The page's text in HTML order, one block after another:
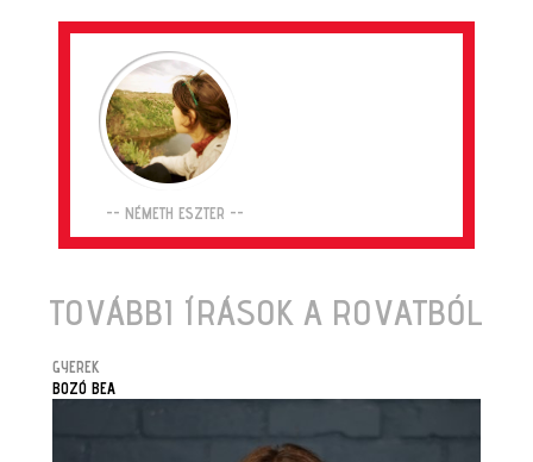
-- NÉMETH ESZTER --
TOVÁBBI ÍRÁSOK A ROVATBÓL
GYEREK
BOZÓ BEA